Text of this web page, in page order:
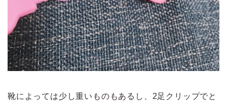
靴によっては少し重いものもあるし、2足クリップでと